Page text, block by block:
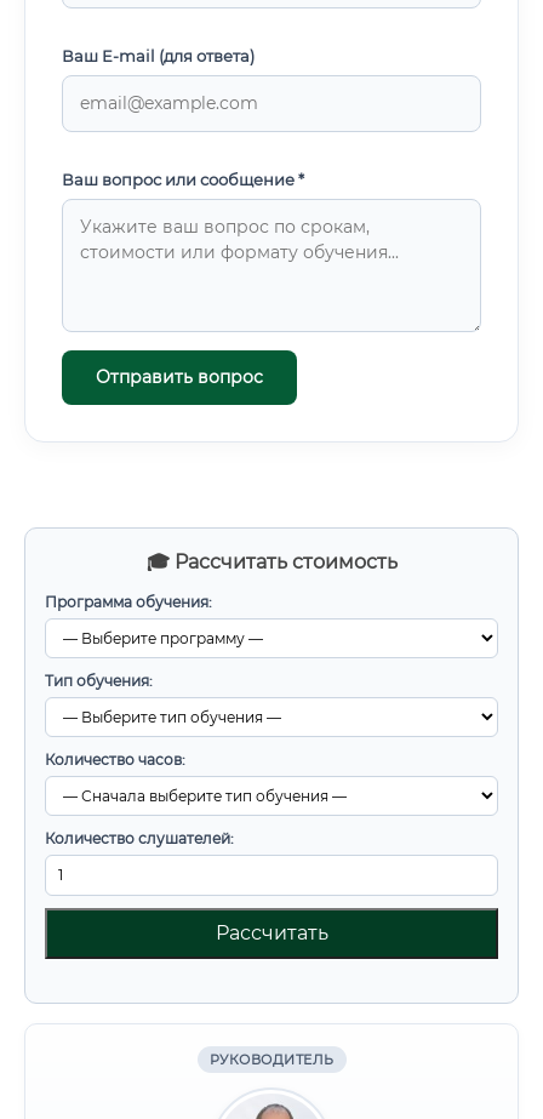
🎓 Рассчитать стоимость
Программа обучения:
Тип обучения:
Количество часов:
Количество слушателей:
Рассчитать
РУКОВОДИТЕЛЬ
Ваш E-mail (для ответа)
Ваш вопрос или сообщение *
Отправить вопрос